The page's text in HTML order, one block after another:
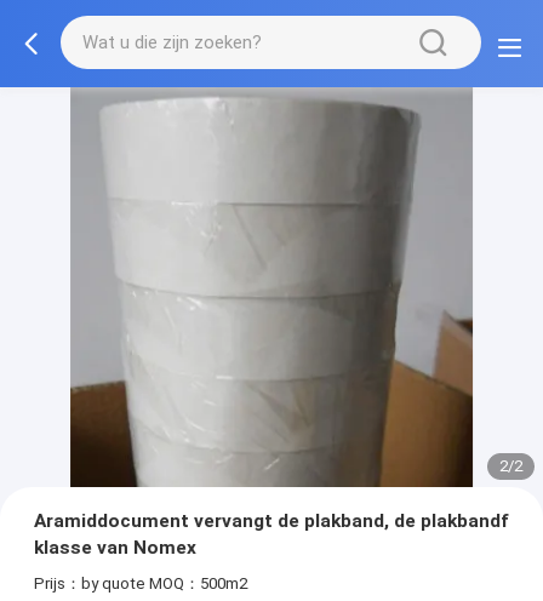
2/2
Aramiddocument vervangt de plakband, de plakbandf
klasse van Nomex
Prijs：by quote MOQ：500m2